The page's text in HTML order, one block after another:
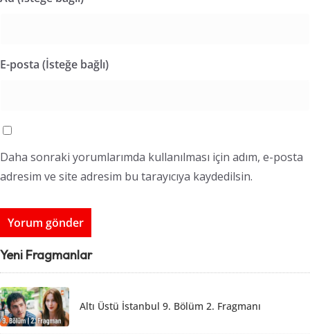
E-posta (İsteğe bağlı)
Daha sonraki yorumlarımda kullanılması için adım, e-posta
adresim ve site adresim bu tarayıcıya kaydedilsin.
Yeni Fragmanlar
Altı Üstü İstanbul 9. Bölüm 2. Fragmanı